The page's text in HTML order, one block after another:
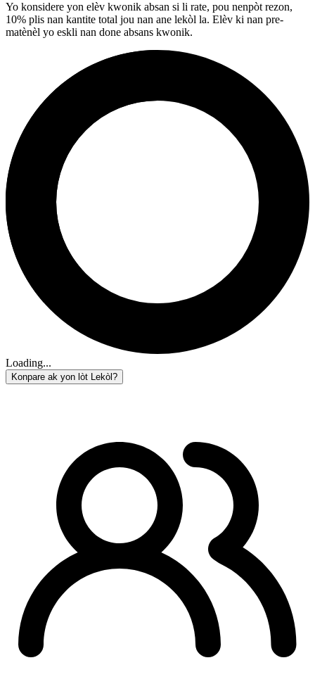
Yo konsidere yon elèv kwonik absan si li rate, pou nenpòt rezon,
10% plis nan kantite total jou nan ane lekòl la. Elèv ki nan pre-
matènèl yo eskli nan done absans kwonik.
Loading...
Konpare ak yon lòt Lekòl?